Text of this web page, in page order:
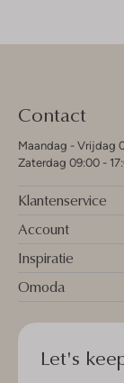
Contact
Maandag - Vrijdag
Zaterdag 09:00 -
Klantenservice
Account
Inspiratie
Omoda
Let's